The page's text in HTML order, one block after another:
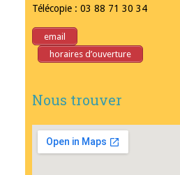
Télécopie : 03 88 71 30 34
email
horaires d’ouverture
Nous trouver